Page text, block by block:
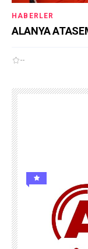
HABERLER
ALANYA
--